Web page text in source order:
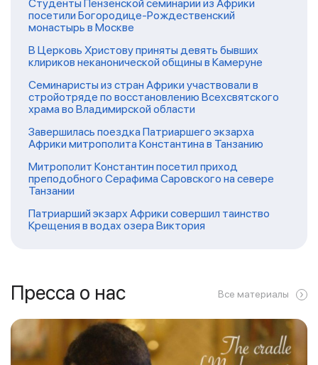
Студенты Пензенской семинарии из Африки
посетили Богородице-Рождественский
монастырь в Москве
В Церковь Христову приняты девять бывших
клириков неканонической общины в Камеруне
Семинаристы из стран Африки участвовали в
стройотряде по восстановлению Всехсвятского
храма во Владимирской области
Завершилась поездка Патриаршего экзарха
Африки митрополита Константина в Танзанию
Митрополит Константин посетил приход
преподобного Серафима Саровского на севере
Танзании
Патриарший экзарх Африки совершил таинство
Крещения в водах озера Виктория
Пресса о нас Все материалы